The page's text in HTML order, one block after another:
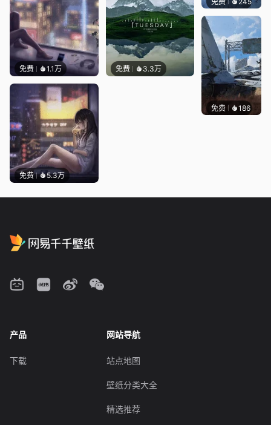
免费 1.1万 免费 3.3万
免费 5.3万
免费 186
产品
下载
网站导航
站点地图
壁纸分类大全
精选推荐